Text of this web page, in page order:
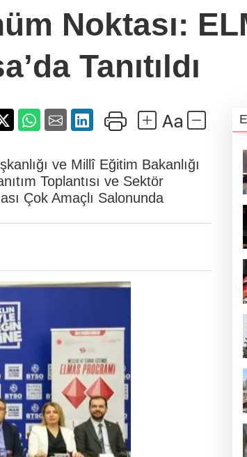
Noktası:
Tanıtıldı
ve Millî Eğitim Bakanlığı
Toplantısı ve Sektör
Çok Amaçlı Salonunda